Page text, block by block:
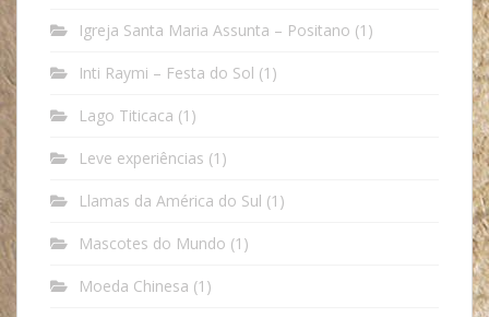
Igreja Santa Maria Assunta – Positano (1)
Inti Raymi – Festa do Sol (1)
Lago Titicaca (1)
Leve experiências (1)
Llamas da América do Sul (1)
Mascotes do Mundo (1)
Moeda Chinesa (1)